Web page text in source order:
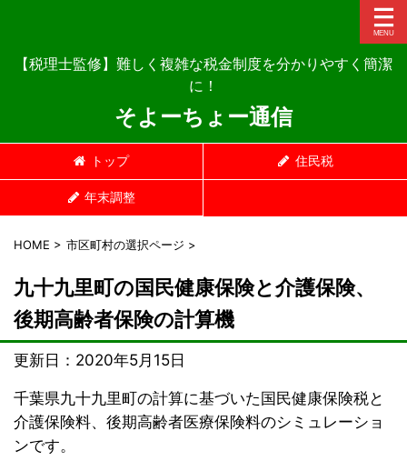
【税理士監修】難しく複雑な税金制度を分かりやすく簡潔
に！
そよーちょー通信
トップ 住民税
年末調整
HOME > 市区町村の選択ページ >
九十九里町の国民健康保険と介護保険、
後期高齢者保険の計算機
更新日： 2020年5月15日
千葉県九十九里町の計算に基づいた国民健康保険税と
介護保険料、後期高齢者医療保険料のシミュレーショ
ンです。